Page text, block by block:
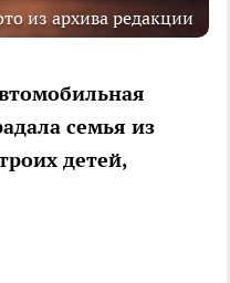
из архива редакции
семья из
детей,